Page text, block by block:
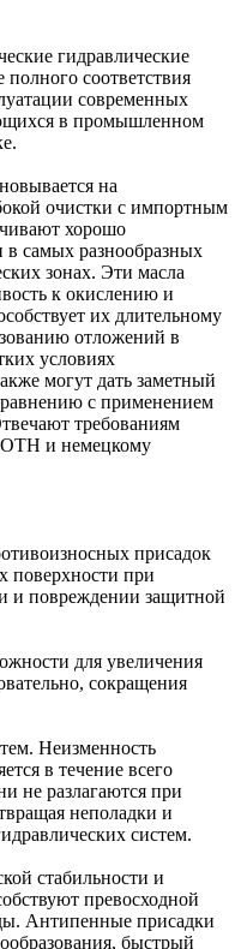
гидравлические
полного соответствия
современных
в промышленном
на
очистки с импортным
хорошо
в самых разнообразных
зонах. Эти масла
к окислению и
их длительному
отложений в
условиях
могут дать заметный
с применением
требованиям
и немецкому
присадок
поверхности при
и повреждении защитной
для увеличения
сокращения
Неизменность
в течение всего
не разлагаются при
неполадки и
систем.
стабильности и
превосходной
Антипенные присадки
быстрый